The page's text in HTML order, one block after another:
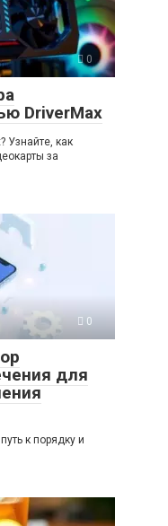
0
DriverMax
Узнайте, как
за
0
для
к порядку и